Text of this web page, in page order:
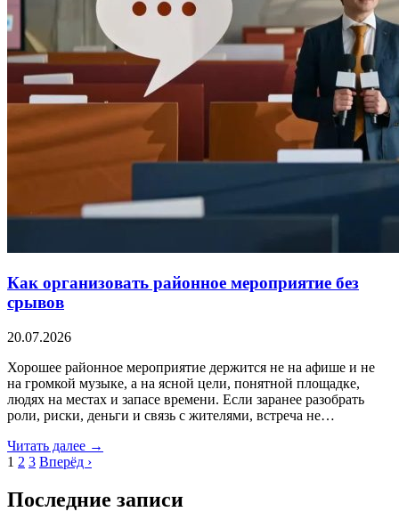
Как организовать районное мероприятие без
срывов
20.07.2026
Хорошее районное мероприятие держится не на афише и не
на громкой музыке, а на ясной цели, понятной площадке,
людях на местах и запасе времени. Если заранее разобрать
роли, риски, деньги и связь с жителями, встреча не…
Читать далее →
1 2 3 Вперёд ›
Последние записи